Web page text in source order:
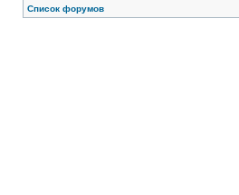
Список форумов